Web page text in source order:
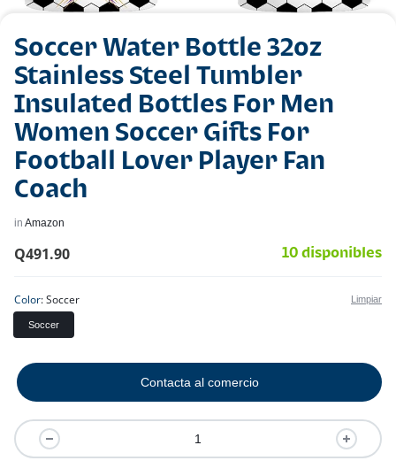
Soccer Water Bottle 32oz
Stainless Steel Tumbler
Insulated Bottles For Men
Women Soccer Gifts For
Football Lover Player Fan
Coach
in Amazon
Q491.90 10 disponibles
Color Soccer
Soccer
Limpiar
Contacta al comercio